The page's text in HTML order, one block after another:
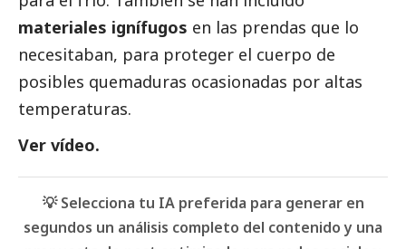
materiales ignífugos en las prendas que lo
necesitaban, para proteger el cuerpo de
posibles quemaduras ocasionadas por altas
temperaturas.
Ver vídeo.
💡 Selecciona tu IA preferida para generar en
segundos un análisis completo del contenido y una